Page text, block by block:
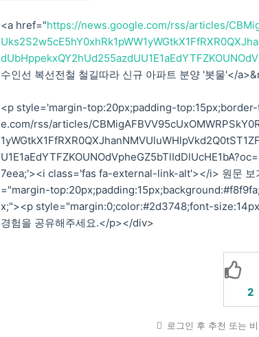
<a href="https://news.google.com/rss/articles/
수인선 복선전철 철길따라 신규 아파트 분양 '봇물'</
<p style='margin-top:20px;padding-
e.com/rss/articles/
7eea;'><i class='fas fa-external-link-alt'></i> 원문
="margin-
x;"><p style="margin:0;color:#2d3748;font-
경험을 공유해주세요.</p></div>
2
로그인 후 추천 또는